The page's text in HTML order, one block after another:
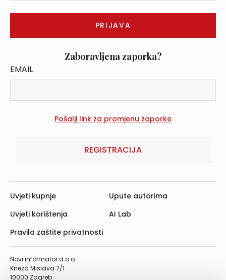
Zaboravljena zaporka?
EMAIL
REGISTRACIJA
Novi informator d.o.o.
Kneza Mislava 7/1
10000 Zagreb
Uvjeti kupnje
Uvjeti korištenja
Pravila zaštite privatnosti
Upute autorima
AI Lab